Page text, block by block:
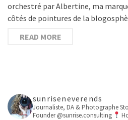
orchestré par Albertine, ma
côtés de pointures de la
READ MORE
sunriseneverends
Journaliste, DA & Photographe
Founder @sunrise.consulting